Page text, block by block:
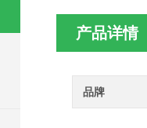
产品详情
品牌